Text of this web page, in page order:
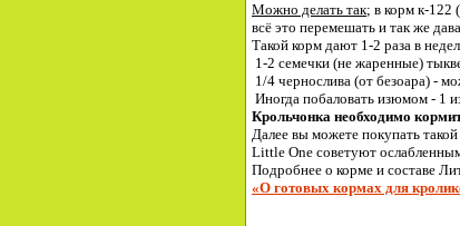
Можно делать так; в корм к-122
всё это перемешать и так же
Такой корм дают 1-2 раза в
1-2 семечки (не жаренные)
1/4 чернослива (от безоара) -
Иногда побаловать изюмом - 1
Крольчонка необходимо
Далее вы можете покупать
Little One советуют
Подробнее о корме и составе
«О готовых кормах для